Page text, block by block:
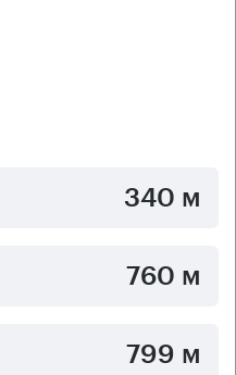
340 м
760 м
799 м